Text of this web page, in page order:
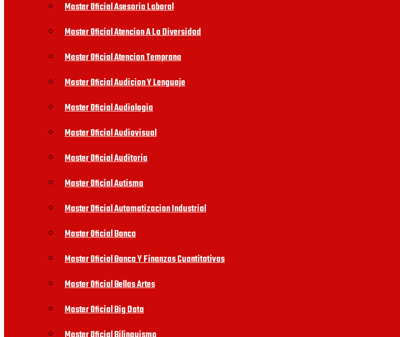
Master Oficial Asesoria Laboral
Master Oficial Atencion A La Diversidad
Master Oficial Atencion Temprana
Master Oficial Audicion Y Lenguaje
Master Oficial Audiologia
Master Oficial Audiovisual
Master Oficial Auditoria
Master Oficial Autismo
Master Oficial Automatizacion Industrial
Master Oficial Banca
Master Oficial Banca Y Finanzas Cuantitativas
Master Oficial Bellas Artes
Master Oficial Big Data